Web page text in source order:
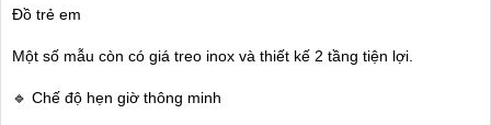
Đồ trẻ em
Một số mẫu còn có giá treo inox và thiết kế 2 tầng tiện lợi.
🔹 Chế độ hẹn giờ thông minh